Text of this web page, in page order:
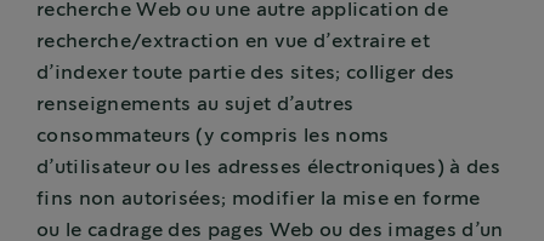
recherche Web ou une autre application de
recherche/extraction en vue d’extraire et
d’indexer toute partie des sites; colliger des
renseignements au sujet d’autres
consommateurs (y compris les noms
d’utilisateur ou les adresses électroniques) à des
fins non autorisées; modifier la mise en forme
ou le cadrage des pages Web ou des images d’un